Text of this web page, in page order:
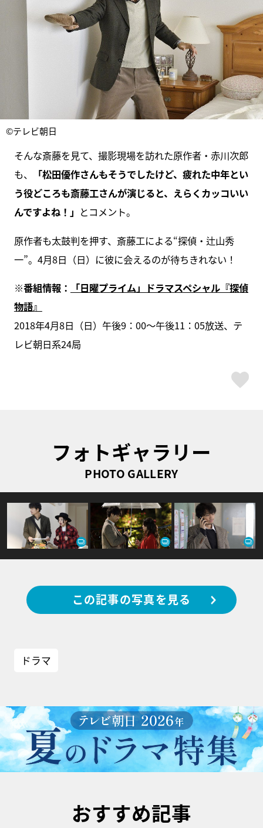
©テレビ朝日
そんな斎藤を見て、撮影現場を訪れた原作者・赤川次郎
も、
「松田優作さんもそうでしたけど、疲れた中年とい
う役どころも斎藤工さんが演じると、えらくカッコいい
んですよね！」 とコメント。
原作者も太鼓判を押す、斎藤工による“探偵・辻山秀
一”。4月8日（日）に彼に会えるのが待ちきれない！
※番組情報：
「日曜プライム」ドラマスペシャル『探偵
物語』
2018年4月8日（日）午後9：00～午後11：05放送、テ
レビ朝日系24局
フォトギャラリー
PHOTO GALLERY
この記事の写真を見る
ドラマ
おすすめ記事